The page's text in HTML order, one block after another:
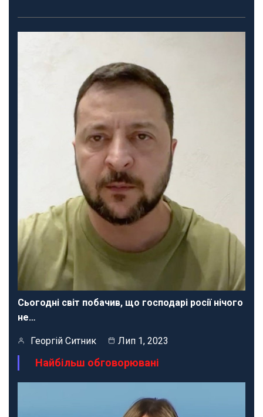
Сьогодні світ побачив, що господарі росії нічого
не…
Георгій Ситник Лип 1, 2023
Найбільш обговорювані